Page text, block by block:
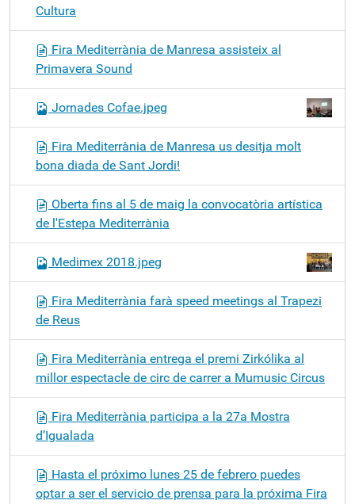
Cultura
Fira Mediterrània de Manresa assisteix al
Primavera Sound
Jornades Cofae.jpeg
Fira Mediterrània de Manresa us desitja molt
bona diada de Sant Jordi!
Oberta fins al 5 de maig la convocatòria artística
de l'Estepa Mediterrània
Medimex 2018.jpeg
Fira Mediterrània farà speed meetings al Trapezi
de Reus
Fira Mediterrània entrega el premi Zirkólika al
millor espectacle de circ de carrer a Mumusic Circus
Fira Mediterrània participa a la 27a Mostra
d’Igualada
Hasta el próximo lunes 25 de febrero puedes
optar a ser el servicio de prensa para la próxima Fira